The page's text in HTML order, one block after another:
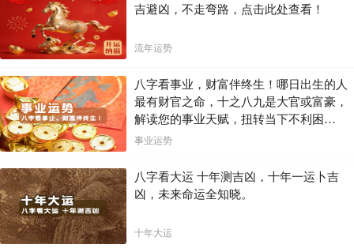
吉避凶，不走弯路，点击此处查看！
流年运势
八字看事业，财富伴终生！哪日出生的人
最有财官之命，十之八九是大官或富豪，
解读您的事业天赋，扭转当下不利困
局！！
事业运势
八字看大运 十年测吉凶，十年一运卜吉
凶，未来命运全知晓。
十年大运